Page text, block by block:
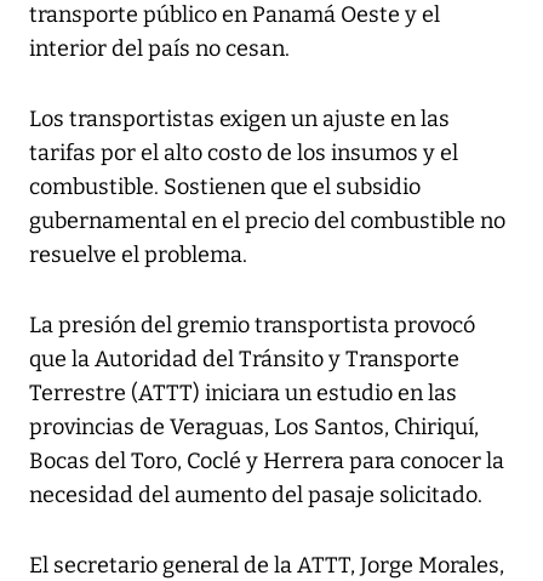
transporte público en Panamá Oeste y el
interior del país no cesan.
Los transportistas exigen un ajuste en las
tarifas por el alto costo de los insumos y el
combustible. Sostienen que el subsidio
gubernamental en el precio del combustible no
resuelve el problema.
La presión del gremio transportista provocó
que la Autoridad del Tránsito y Transporte
Terrestre (ATTT) iniciara un estudio en las
provincias de Veraguas, Los Santos, Chiriquí,
Bocas del Toro, Coclé y Herrera para conocer la
necesidad del aumento del pasaje solicitado.
El secretario general de la ATTT, Jorge Morales,